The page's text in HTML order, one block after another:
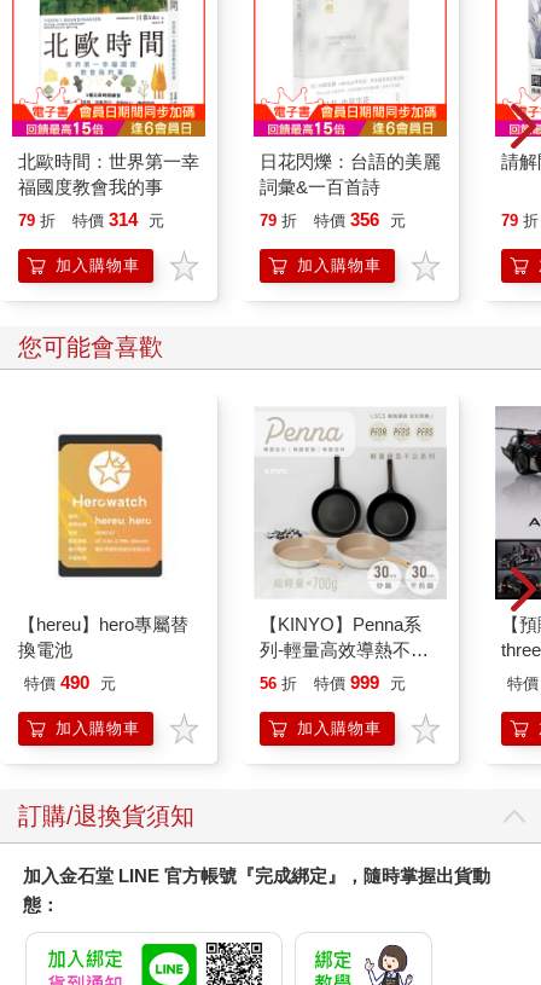
北歐時間：世界第一幸
福國度教會我的事
79 折 特價 314 元
加入購物車
日花閃爍：台語的美麗
詞彙&一百首詩
79 折 特價 356 元
加入購物車
請解
79 折
您可能會喜歡
【hereu】hero專屬替
換電池
特價 490 元
加入購物車
【KINYO】Penna系
列-輕量高效導熱不沾
平煎鍋30cm
56 折 特價 999 元
加入購物車
【
VA
特價
訂購/退換貨須知
加入金石堂 LINE 官方帳號『完成綁定』，隨時掌握出貨動
態：